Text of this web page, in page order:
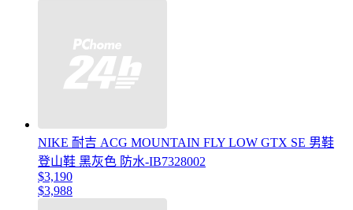
NIKE 耐吉 ACG MOUNTAIN FLY LOW GTX SE 男鞋
登山鞋 黑灰色 防水-IB7328002
$3,190
$3,988